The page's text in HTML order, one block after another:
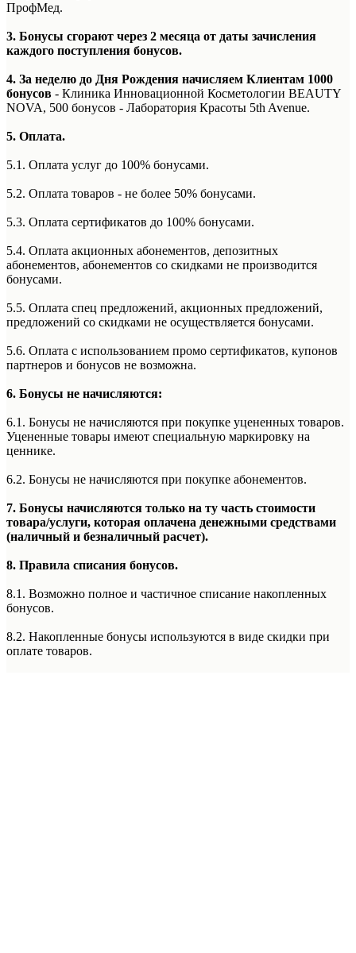
ПрофМед.
3. Бонусы сгорают через 2 месяца от даты зачисления
каждого поступления бонусов.
4. За неделю до Дня Рождения начисляем Клиентам 1000
бонусов - Клиника Инновационной Косметологии BEAUTY
NOVA, 500 бонусов - Лаборатория Красоты 5th Avenue.
5. Оплата.
5.1. Оплата услуг до 100% бонусами.
5.2. Оплата товаров - не более 50% бонусами.
5.3. Оплата сертификатов до 100% бонусами.
5.4. Оплата акционных абонементов, депозитных
абонементов, абонементов со скидками не производится
бонусами.
5.5. Оплата спец предложений, акционных предложений,
предложений со скидками не осуществляется бонусами.
5.6. Оплата с использованием промо сертификатов, купонов
партнеров и бонусов не возможна.
6. Бонусы не начисляются:
6.1. Бонусы не начисляются при покупке уцененных товаров.
Уцененные товары имеют специальную маркировку на
ценнике.
6.2. Бонусы не начисляются при покупке абонементов.
7. Бонусы начисляются только на ту часть стоимости
товара/услуги, которая оплачена денежными средствами
(наличный и безналичный расчет).
8. Правила списания бонусов.
8.1. Возможно полное и частичное списание накопленных
бонусов.
8.2. Накопленные бонусы используются в виде скидки при
оплате товаров.